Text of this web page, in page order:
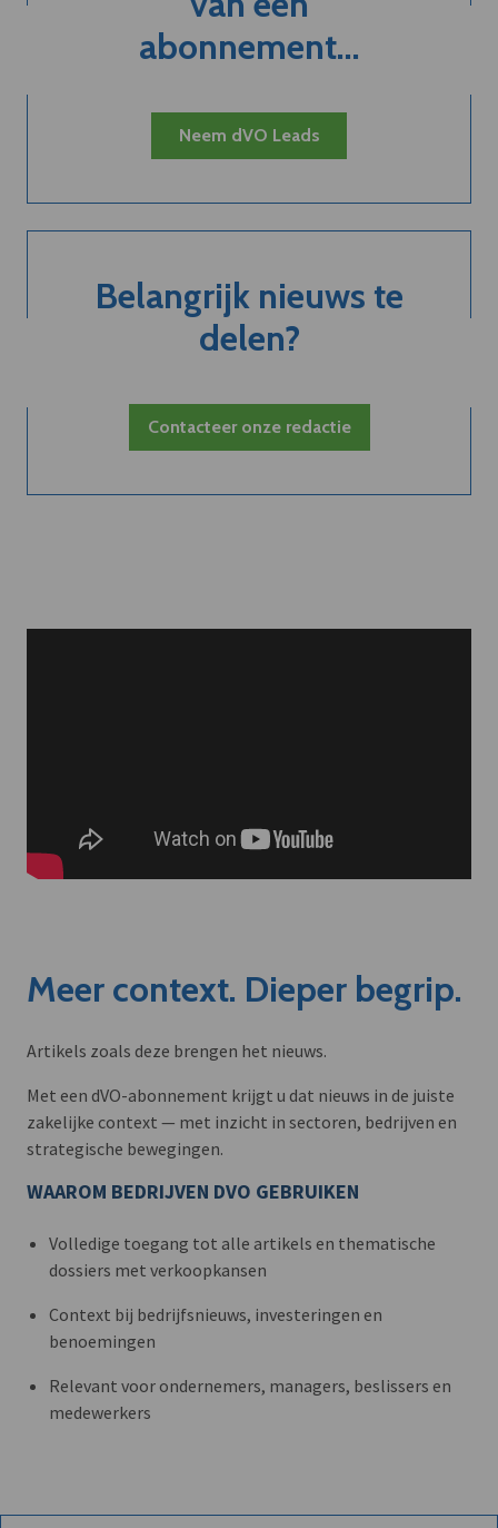
abonnement...
Neem dVO Leads
Belangrijk nieuws te
delen?
Contacteer onze redactie
Meer context. Dieper begrip.
Artikels zoals deze brengen het nieuws.
Met een dVO-abonnement krijgt u dat nieuws in de juiste
zakelijke context — met inzicht in sectoren, bedrijven en
strategische bewegingen.
WAAROM BEDRIJVEN DVO GEBRUIKEN
Volledige toegang tot alle artikels en thematische
dossiers met verkoopkansen
Context bij bedrijfsnieuws, investeringen en
benoemingen
Relevant voor ondernemers, managers, beslissers en
medewerkers